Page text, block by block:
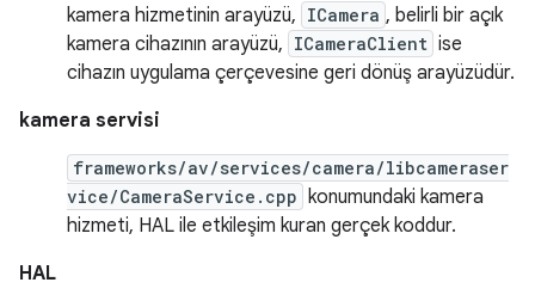
kamera hizmetinin arayüzü, ICamera , belirli bir açık
kamera cihazının arayüzü, ICameraClient ise
cihazın uygulama çerçevesine geri dönüş arayüzüdür.
kamera servisi
frameworks/av/services/camera/libcameraser
vice/CameraService.cpp
konumundaki kamera
hizmeti, HAL ile etkileşim kuran gerçek koddur.
HAL